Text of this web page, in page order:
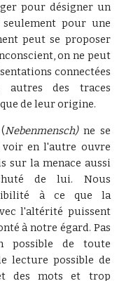
pour désigner un
pour une
peut se proposer
on ne peut
connectées
autres des traces
de leur origine.
Nebenmensch)ne se
voir en l'autre ouvre
sur la menace aussi
de lui. Nous
à ce que la
l'altérité puissent
à notre égard. Pas
possible de toute
lecture possible de
des mots et trop